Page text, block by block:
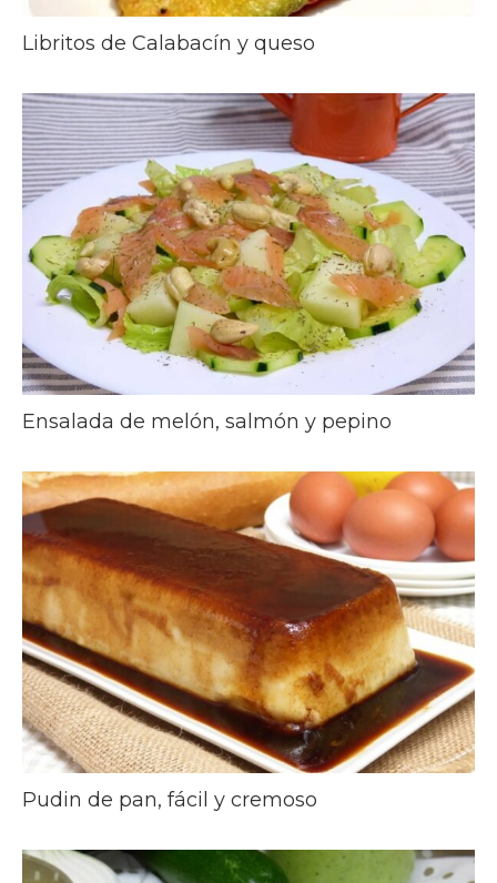
Libritos de Calabacín y queso
Ensalada de melón, salmón y pepino
Pudin de pan, fácil y cremoso